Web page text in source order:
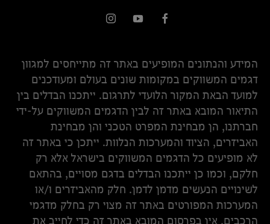
המידע והנתונים המופיעים באתר זה מתייחסים למגוון
דגמים המשווקים במקומות שונים בעולם ומעודכנים
למועד הבאת המקור הלועדי לתרגום. ייתכנו הבדלים בין
התיאור המובא באתר זה לבין הדגמים המשווקים על-ידי
חברתנו, הן מבחינת המפרט הטכני והן מבחינת
האביזרים, הציוד והמערכות הנלוות. ייתכן כי באתר זה
לא מופיעים כל הדגמים המשווקים בישראל אלא רק
חלקם, וכמו כן ייתכנו הבדלים בדגם מסויים, בהתאם
לשינויים הנעשים מדמן לדמן. חלק מהאביזרים ו/או
המערכות המפורטים באתר זה מצוי רק בחלק מדגמי